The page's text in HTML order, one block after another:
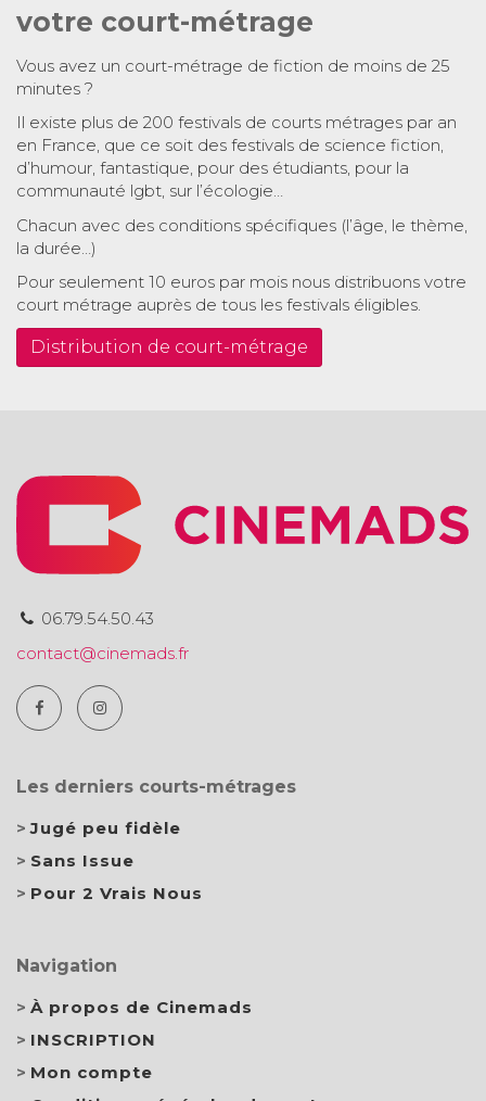
votre court-métrage
Vous avez un court-métrage de fiction de moins de 25
minutes ?
Il existe plus de 200 festivals de courts métrages par an
en France, que ce soit des festivals de science fiction,
d’humour, fantastique, pour des étudiants, pour la
communauté lgbt, sur l’écologie…
Chacun avec des conditions spécifiques (l’âge, le thème,
la durée…)
Pour seulement 10 euros par mois nous distribuons votre
court métrage auprès de tous les festivals éligibles.
Distribution de court-métrage
06.79.54.50.43
contact@cinemads.fr
Les derniers courts-métrages
Jugé peu fidèle
Sans Issue
Pour 2 Vrais Nous
Navigation
À propos de Cinemads
INSCRIPTION
Mon compte